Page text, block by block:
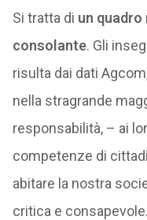
Si tratta di un
consolante. Gli
risulta dai dati
nella stragrande
responsabilità, – ai
competenze di
abitare la nostra
critica e consapevole.